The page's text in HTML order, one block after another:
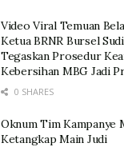
Video Viral Temuan
Ketua BRNR Bursel
Tegaskan Prosedur
Kebersihan MBG Jadi
0 SHARES
Oknum Tim Kampanye
Ketangkap Main Judi